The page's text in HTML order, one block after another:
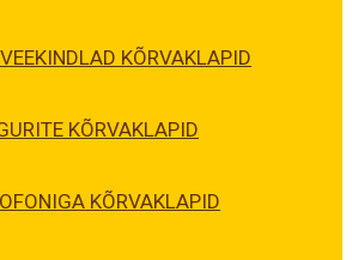
VEEKINDLAD KÕRVAKLAPID
KÕRVAKLAPID
KÕRVAKLAPID